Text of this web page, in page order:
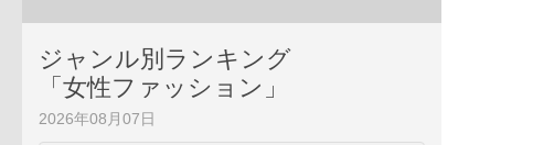
ジャンル別ランキング
「女性ファッション」
2026年08月07日